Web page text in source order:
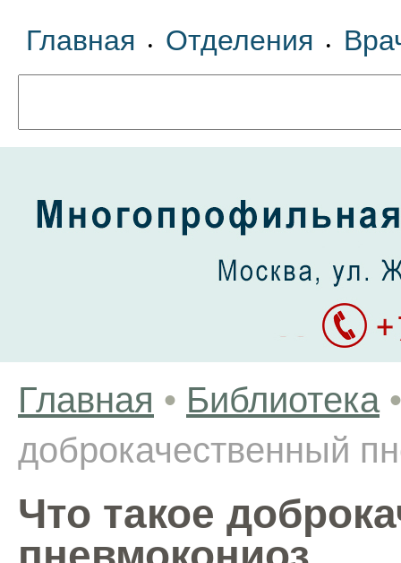
Главная • Отделения •
Главная • Библиотека •
доброкачественный
Что такое